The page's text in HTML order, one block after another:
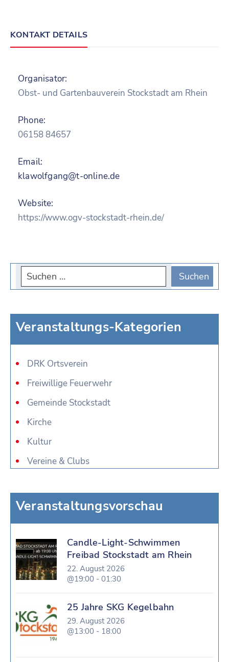
KONTAKT DETAILS
Organisator:
Obst- und Gartenbauverein Stockstadt am Rhein
Phone:
06158 84657
Email:
klawolfgang@t-online.de
Website:
https://www.ogv-stockstadt-rhein.de/
Veranstaltungs-Kategorien
DRK Ortsverein
Freiwillige Feuerwehr
Gemeinde Stockstadt
Kirche
Kultur
Vereine & Clubs
Veranstaltungsvorschau
Candle-Light-Schwimmen
Freibad Stockstadt am Rhein
22. August 2026
@19:00 - 01:30
25 Jahre SKG Kegelbahn
29. August 2026
@13:00 - 18:00